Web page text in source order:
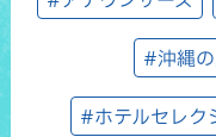
#沖縄の
#ホテルセレク